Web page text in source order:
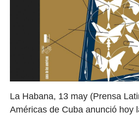
La Habana, 13 may (Prensa
Américas de Cuba anunció hoy